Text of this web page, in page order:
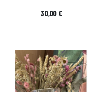
Prix
30,00 €